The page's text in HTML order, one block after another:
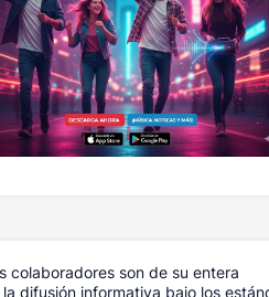
colaboradores son de su entera
difusión informativa bajo los